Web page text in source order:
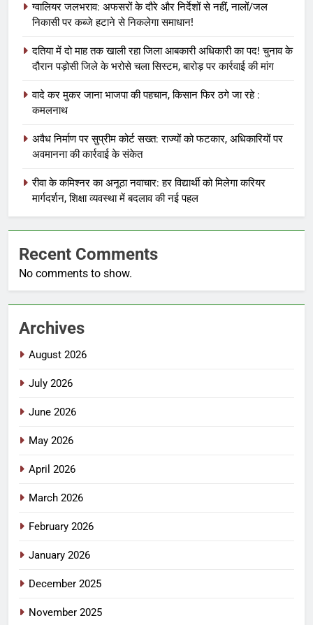
ग्वालियर जलभराव: अफसरों के दौरे और निर्देशों से नहीं, नालों/जल
निकासी पर कब्जे हटाने से निकलेगा समाधान!
दतिया में दो माह तक खाली रहा जिला आबकारी अधिकारी का पद! चुनाव के
दौरान पड़ोसी जिले के भरोसे चला सिस्टम, बारोड़ पर कार्रवाई की मांग
वादे कर मुकर जाना भाजपा की पहचान, किसान फिर ठगे जा रहे :
कमलनाथ
अवैध निर्माण पर सुप्रीम कोर्ट सख्त: राज्यों को फटकार, अधिकारियों पर
अवमानना की कार्रवाई के संकेत
रीवा के कमिश्नर का अनूठा नवाचार: हर विद्यार्थी को मिलेगा करियर
मार्गदर्शन, शिक्षा व्यवस्था में बदलाव की नई पहल
Recent Comments
No comments to show.
Archives
August 2026
July 2026
June 2026
May 2026
April 2026
March 2026
February 2026
January 2026
December 2025
November 2025